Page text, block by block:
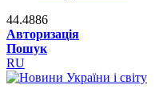
44.4886
Авторизація
Пошук
RU